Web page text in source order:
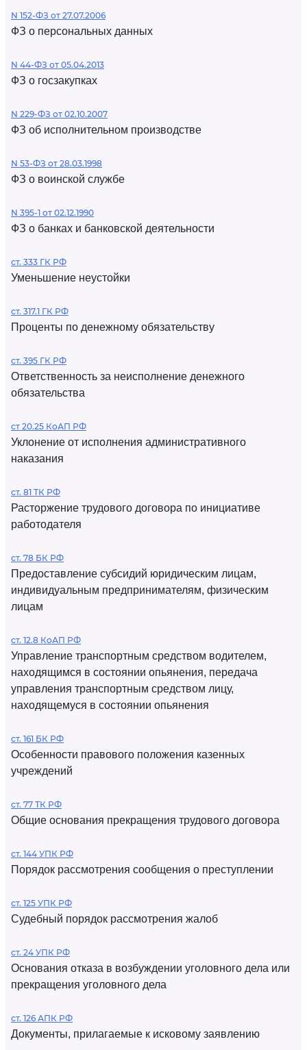
N 152-ФЗ от 27.07.2006
ФЗ о персональных данных
N 44-ФЗ от 05.04.2013
ФЗ о госзакупках
N 229-ФЗ от 02.10.2007
ФЗ об исполнительном производстве
N 53-ФЗ от 28.03.1998
ФЗ о воинской службе
N 395-1 от 02.12.1990
ФЗ о банках и банковской деятельности
ст. 333 ГК РФ
Уменьшение неустойки
ст. 317.1 ГК РФ
Проценты по денежному обязательству
ст. 395 ГК РФ
Ответственность за неисполнение денежного
обязательства
ст 20.25 КоАП РФ
Уклонение от исполнения административного
наказания
ст. 81 ТК РФ
Расторжение трудового договора по инициативе
работодателя
ст. 78 БК РФ
Предоставление субсидий юридическим лицам,
индивидуальным предпринимателям, физическим
лицам
ст. 12.8 КоАП РФ
Управление транспортным средством водителем,
находящимся в состоянии опьянения, передача
управления транспортным средством лицу,
находящемуся в состоянии опьянения
ст. 161 БК РФ
Особенности правового положения казенных
учреждений
ст. 77 ТК РФ
Общие основания прекращения трудового договора
ст. 144 УПК РФ
Порядок рассмотрения сообщения о преступлении
ст. 125 УПК РФ
Судебный порядок рассмотрения жалоб
ст. 24 УПК РФ
Основания отказа в возбуждении уголовного дела или
прекращения уголовного дела
ст. 126 АПК РФ
Документы, прилагаемые к исковому заявлению